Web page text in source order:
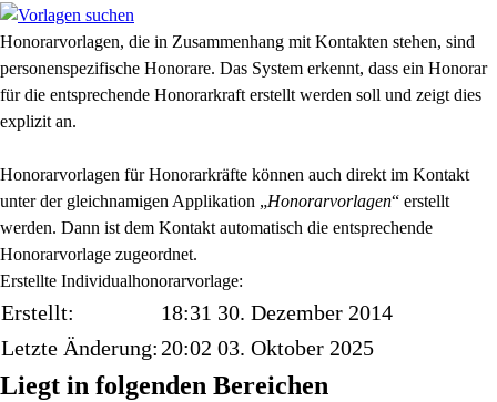
Honorarvorlagen, die in Zusammenhang mit Kontakten stehen, sind
personenspezifische Honorare. Das System erkennt, dass ein Honorar
für die entsprechende Honorarkraft erstellt werden soll und zeigt dies
explizit an.
Honorarvorlagen für Honorarkräfte können auch direkt im Kontakt
unter der gleichnamigen Applikation „Honorarvorlagen“ erstellt
werden. Dann ist dem Kontakt automatisch die entsprechende
Honorarvorlage zugeordnet.
Erstellte Individualhonorarvorlage:
Erstellt:
18:31 30. Dezember 2014
Letzte Änderung: 20:02 03. Oktober 2025
Liegt in folgenden Bereichen